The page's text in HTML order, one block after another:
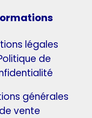
légales
de
générales
de vente